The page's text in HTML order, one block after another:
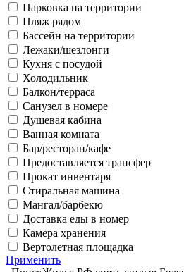
Парковка на территории
Пляж рядом
Бассейн на территории
Лежаки/шезлонги
Кухня с посудой
Холодильник
Балкон/терраса
Санузел в номере
Душевая кабина
Ванная комната
Бар/ресторан/кафе
Предоставляется трансфер
Прокат инвентаря
Стиральная машина
Мангал/барбекю
Доставка еды в номер
Камера хранения
Вертолетная площадка
Применить